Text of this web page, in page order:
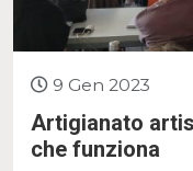
9 Gen 2023
Artigianato
che funziona